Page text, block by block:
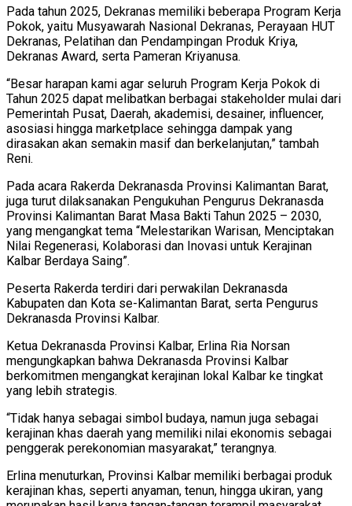
Pada tahun 2025, Dekranas memiliki beberapa Program Kerja
Pokok, yaitu Musyawarah Nasional Dekranas, Perayaan HUT
Dekranas, Pelatihan dan Pendampingan Produk Kriya,
Dekranas Award, serta Pameran Kriyanusa.
“Besar harapan kami agar seluruh Program Kerja Pokok di
Tahun 2025 dapat melibatkan berbagai stakeholder mulai dari
Pemerintah Pusat, Daerah, akademisi, desainer, influencer,
asosiasi hingga marketplace sehingga dampak yang
dirasakan akan semakin masif dan berkelanjutan,” tambah
Reni.
Pada acara Rakerda Dekranasda Provinsi Kalimantan Barat,
juga turut dilaksanakan Pengukuhan Pengurus Dekranasda
Provinsi Kalimantan Barat Masa Bakti Tahun 2025 – 2030,
yang mengangkat tema “Melestarikan Warisan, Menciptakan
Nilai Regenerasi, Kolaborasi dan Inovasi untuk Kerajinan
Kalbar Berdaya Saing”.
Peserta Rakerda terdiri dari perwakilan Dekranasda
Kabupaten dan Kota se-Kalimantan Barat, serta Pengurus
Dekranasda Provinsi Kalbar.
Ketua Dekranasda Provinsi Kalbar, Erlina Ria Norsan
mengungkapkan bahwa Dekranasda Provinsi Kalbar
berkomitmen mengangkat kerajinan lokal Kalbar ke tingkat
yang lebih strategis.
“Tidak hanya sebagai simbol budaya, namun juga sebagai
kerajinan khas daerah yang memiliki nilai ekonomis sebagai
penggerak perekonomian masyarakat,” terangnya.
Erlina menuturkan, Provinsi Kalbar memiliki berbagai produk
kerajinan khas, seperti anyaman, tenun, hingga ukiran, yang